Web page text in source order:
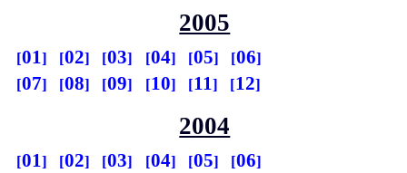
2005
01 02 03 04 05
06
07
08 09 10 11 12
2004
01 02 03 04 05
06